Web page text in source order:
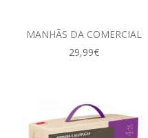
MANHÃS DA COMERCIAL
29,99€